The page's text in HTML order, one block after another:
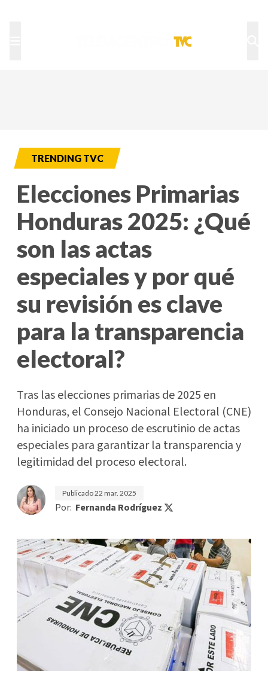
TRENDING TVC
Elecciones Primarias
Honduras 2025: ¿Qué
son las actas
especiales y por qué
su revisión es clave
para la transparencia
electoral?
Tras las elecciones primarias de 2025 en
Honduras, el Consejo Nacional Electoral (CNE)
ha iniciado un proceso de escrutinio de actas
especiales para garantizar la transparencia y
legitimidad del proceso electoral.
Publicado22 mar. 2025
Por: Fernanda Rodríguez